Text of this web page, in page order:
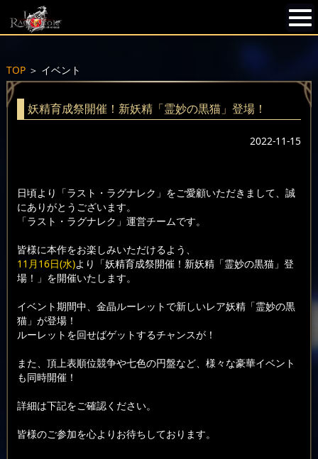
TOP＞ イベント
妖精育成祭開催！新妖精「霊妙の黒猫」登場！
2022-11-15
日頃より「ラスト・ラグナレク」をご愛顧いただきまして、誠
にありがとうございます。
「ラスト・ラグナレク」運営チームです。
皆様に本作をお楽しみいただけるよう、
11月16日(水)より「妖精育成祭開催！新妖精「霊妙の黒猫」登
場！」を開催いたします。
イベント期間中、金晶ルーレットで新しいレア妖精「霊妙の黒
猫」が登場！
ルーレットを回せばゲットするチャンスが！
また、頂上表順位競争や七色の円盤など、様々な豪華イベント
も同時開催！
詳細は下記をご確認ください。
皆様のご参加を心よりお待ちしております。